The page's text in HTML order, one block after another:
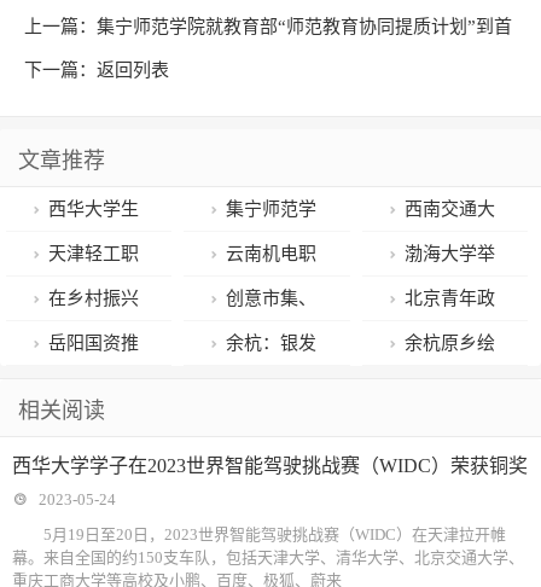
上一篇： 集宁师范学院就教育部“师范教育协同提质计划”到首
都师范大学座谈交流
下一篇： 返回列表
文章推荐
西华大学生
物计算与机器
学习实验室在
国际知名期刊
集宁师范学
院就教育部“师
范教育协同提
质计划”到首都
西南交通大
学沈中伟教授
连任中国建筑
学会地下空间
天津轻工职
业技术学院服
装设计学子毕
云南机电职
业技术学院召
开智慧校园行
渤海大学举
行学生社团巡
礼活动暨社团
在乡村振兴
中展现青年风
创意市集、
亚运体验……
幕！
北京青年政
治学院师生参
运动会
岳阳国资推
阳市国资委积
企“科技周”活
余杭：银发
桥”
余杭原乡绘
绎“当代山海
相关阅读
西华大学学子在2023世界智能驾驶挑战赛（WIDC）荣获铜奖
2023-05-24
5月19日至20日，2023世界智能驾驶挑战赛（WIDC）在天津拉开帷
幕。来自全国的约150支车队，包括天津大学、清华大学、北京交通大学、
重庆工商大学等高校及小鹏、百度、极狐、蔚来